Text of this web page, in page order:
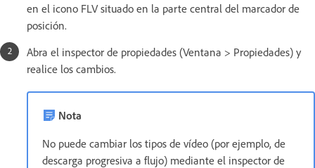
en el icono FLV situado en la parte central del marcador de
posición.
Abra el inspector de propiedades (Ventana > Propiedades) y
realice los cambios.
Nota
No puede cambiar los tipos de vídeo (por ejemplo, de
descarga progresiva a flujo) mediante el inspector de